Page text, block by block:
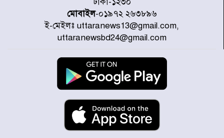
চট্টগ্রামে জুলাই গণঅভ্যুত্থান দিবসে
প্রতিমন্ত্রী মীর হেলাল
আগামী ৫ দিন বৃষ্টির আভাস
হাসিনার বক্তব্য প্রচারে ভারতের সমর্থন
জুলাই গণঅভ্যুত্থানে আহত যোদ্ধা
মিতুর খোঁজ নিলেন প্রধানমন্ত্রী
মোবাইল-০১৯৭২ ২৬৩৮৯৬
ই-মেইলঃ uttaranews13@gmail.com,
uttaranewsbd24@gmail.com